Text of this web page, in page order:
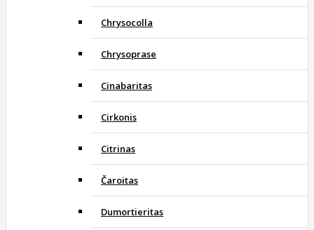
Chrysocolla
Chrysoprase
Cinabaritas
Cirkonis
Citrinas
Čaroitas
Dumortieritas